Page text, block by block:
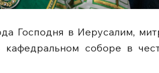
Господня в Иерусалим,
соборе в